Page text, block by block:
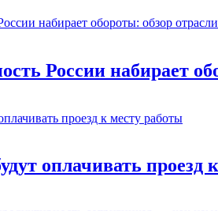
России набирает
оплачивать проезд